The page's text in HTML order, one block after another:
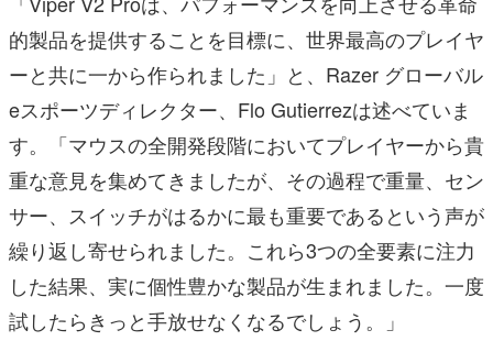
的製品を提供することを目標に、世界最高のプレイヤ
ーと共に一から作られました」と、Razer グローバル
eスポーツディレクター、Flo Gutierrezは述べていま
す。「マウスの全開発段階においてプレイヤーから貴
重な意見を集めてきましたが、その過程で重量、セン
サー、スイッチがはるかに最も重要であるという声が
繰り返し寄せられました。これら3つの全要素に注力
した結果、実に個性豊かな製品が生まれました。一度
試したらきっと手放せなくなるでしょう。」